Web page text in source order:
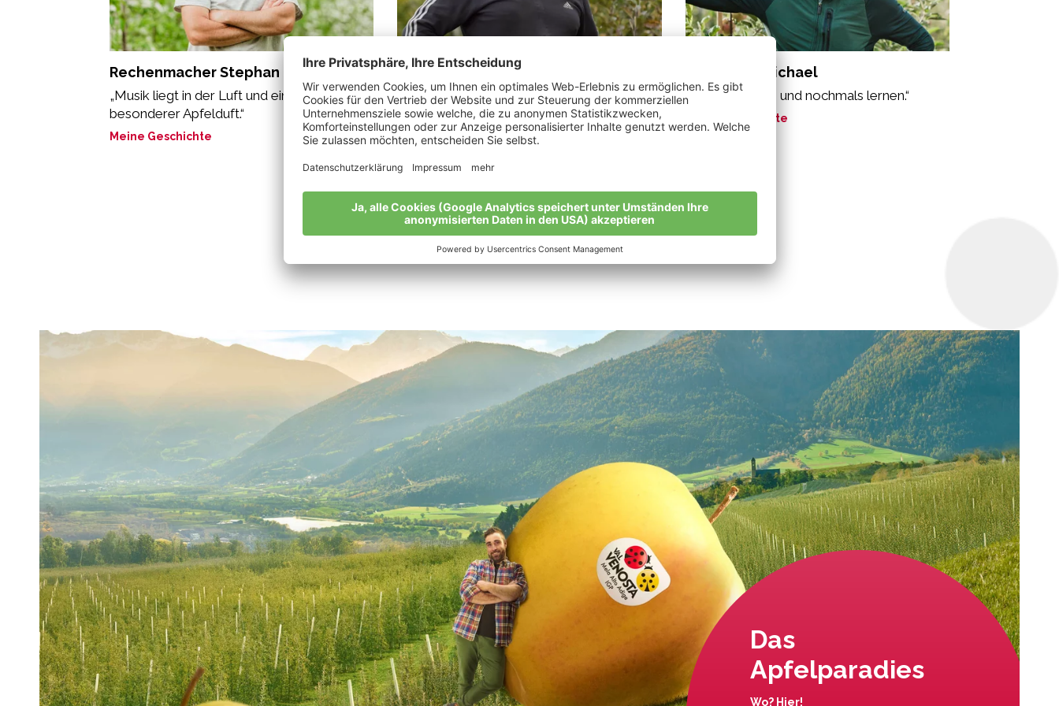
Rechenmacher Stephan
„Musik liegt in der Luft und ein ganz
besonderer Apfelduft.“
Meine Geschichte
Telser Roman
“Bioäpfel sind meine wahre Inspiration.“
Meine Geschichte
Tappeiner Michael
„Lernen, lernen und nochmals lernen.“
Meine Geschichte
Alle Bio-Bauern im Überblick
Das
Apfelparadies
Wo? Hier!